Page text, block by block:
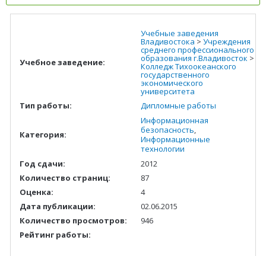
Учебное заведение:
Учебные заведения
Владивостока> Учреждения
среднего профессионального
образования г.Владивосток >
Колледж Тихоокеанского
государственного
экономического
университета
Тип работы:
Дипломные работы
Категория:
Информационная
безопасность,
Информационные
технологии
Год сдачи:
2012
Количество страниц:
87
Оценка:
4
Дата публикации:
02.06.2015
Количество просмотров:
946
Рейтинг работы: